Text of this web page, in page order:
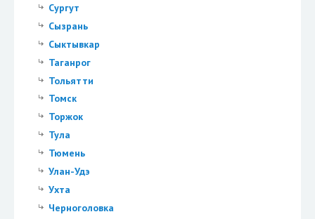
Сургут
Сызрань
Сыктывкар
Таганрог
Тольятти
Томск
Торжок
Тула
Тюмень
Улан-Удэ
Ухта
Черноголовка